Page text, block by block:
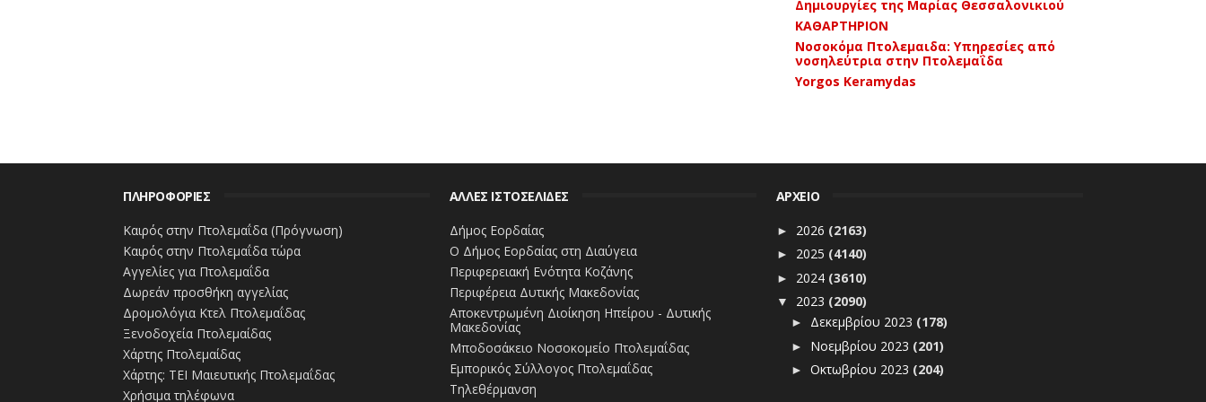
Δημιουργίες της Μαρίας Θεσσαλονικιού
ΚΑΘΑΡΤΗΡΙΟΝ
Νοσοκόμα Πτολεμαιδα: Υπηρεσίες από
νοσηλεύτρια στην Πτολεμαΐδα
Yorgos Keramydas
ΠΛΗΡΟΦΟΡΙΕΣ
Καιρός στην Πτολεμαΐδα (Πρόγνωση)
Καιρός στην Πτολεμαΐδα τώρα
Αγγελίες για Πτολεμαΐδα
Δωρεάν προσθήκη αγγελίας
Δρομολόγια Κτελ Πτολεμαΐδας
Ξενοδοχεία Πτολεμαίδας
Χάρτης Πτολεμαίδας
Χάρτης: ΤΕΙ Μαιευτικής Πτολεμαΐδας
Χρήσιμα τηλέφωνα
ΑΛΛΕΣ ΙΣΤΟΣΕΛΙΔΕΣ
Δήμος Εορδαίας
Ο Δήμος Εορδαίας στη Διαύγεια
Περιφερειακή Ενότητα Κοζάνης
Περιφέρεια Δυτικής Μακεδονίας
Αποκεντρωμένη Διοίκηση Ηπείρου - Δυτικής
Μακεδονίας
Μποδοσάκειο Νοσοκομείο Πτολεμαΐδας
Εμπορικός Σύλλογος Πτολεμαΐδας
Τηλεθέρμανση
ΑΡΧΕΙΟ
► 2026 (2163)
► 2025 (4140)
► 2024 (3610)
▼ 2023 (2090)
► Δεκεμβρίου 2023 (178)
► Νοεμβρίου 2023 (201)
►Οκτωβρίου 2023 (204)